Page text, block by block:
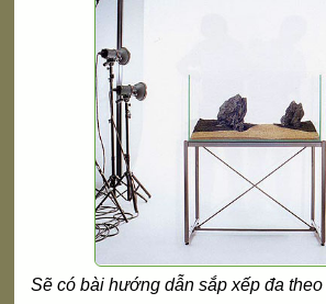
Sẽ có bài hướng dẫn sắp xếp đa